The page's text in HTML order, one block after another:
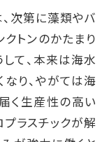
次第に藻類やバ
トンのかたまり
て、本来は海水
り、やがては海
く生産性の高い
ラスチックが解